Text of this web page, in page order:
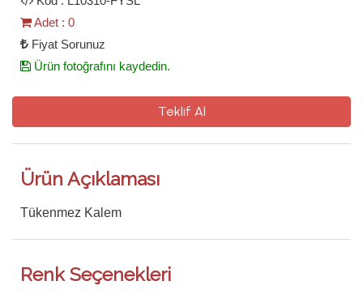
Adet : 0
Fiyat Sorunuz
Ürün fotoğrafını kaydedin.
Teklif Al
Ürün Açıklaması
Tükenmez Kalem
Renk Seçenekleri